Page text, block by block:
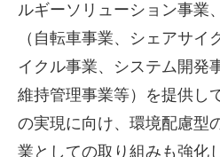
ルギーソリューション事業
（自転車事業、シェアサイ
イクル事業、システム開発
維持管理事業等）を提供し
の実現に向け、環境配慮型
業としての取り組みも強化